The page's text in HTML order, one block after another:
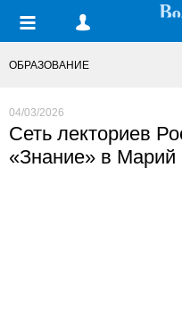
ОБРАЗОВАНИЕ
04/03/2026
Сеть лекториев
«Знание» в